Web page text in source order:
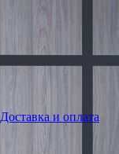
Доставка и оплата